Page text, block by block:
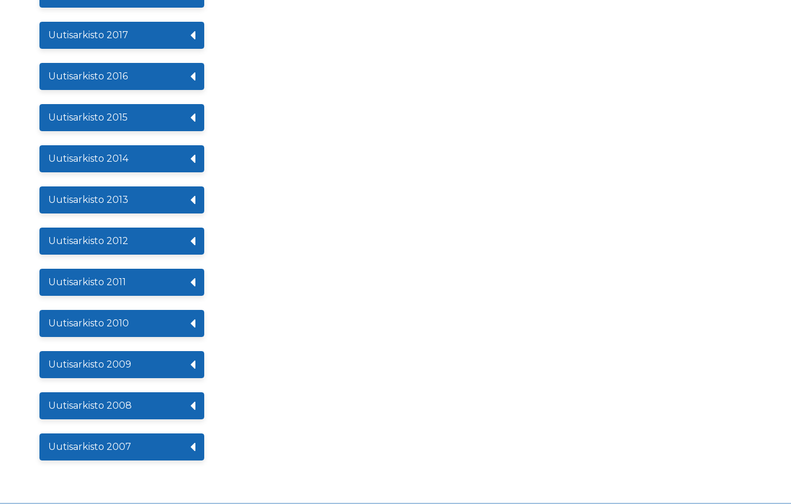
Uutisarkisto 2017
Uutisarkisto 2016
Uutisarkisto 2015
Uutisarkisto 2014
Uutisarkisto 2013
Uutisarkisto 2012
Uutisarkisto 2011
Uutisarkisto 2010
Uutisarkisto 2009
Uutisarkisto 2008
Uutisarkisto 2007